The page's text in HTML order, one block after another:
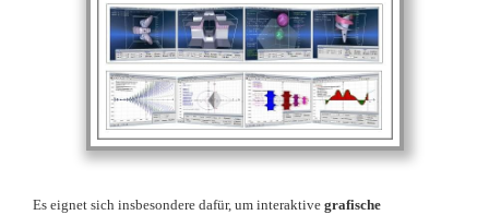
Es eignet sich insbesondere dafür, um interaktive grafische